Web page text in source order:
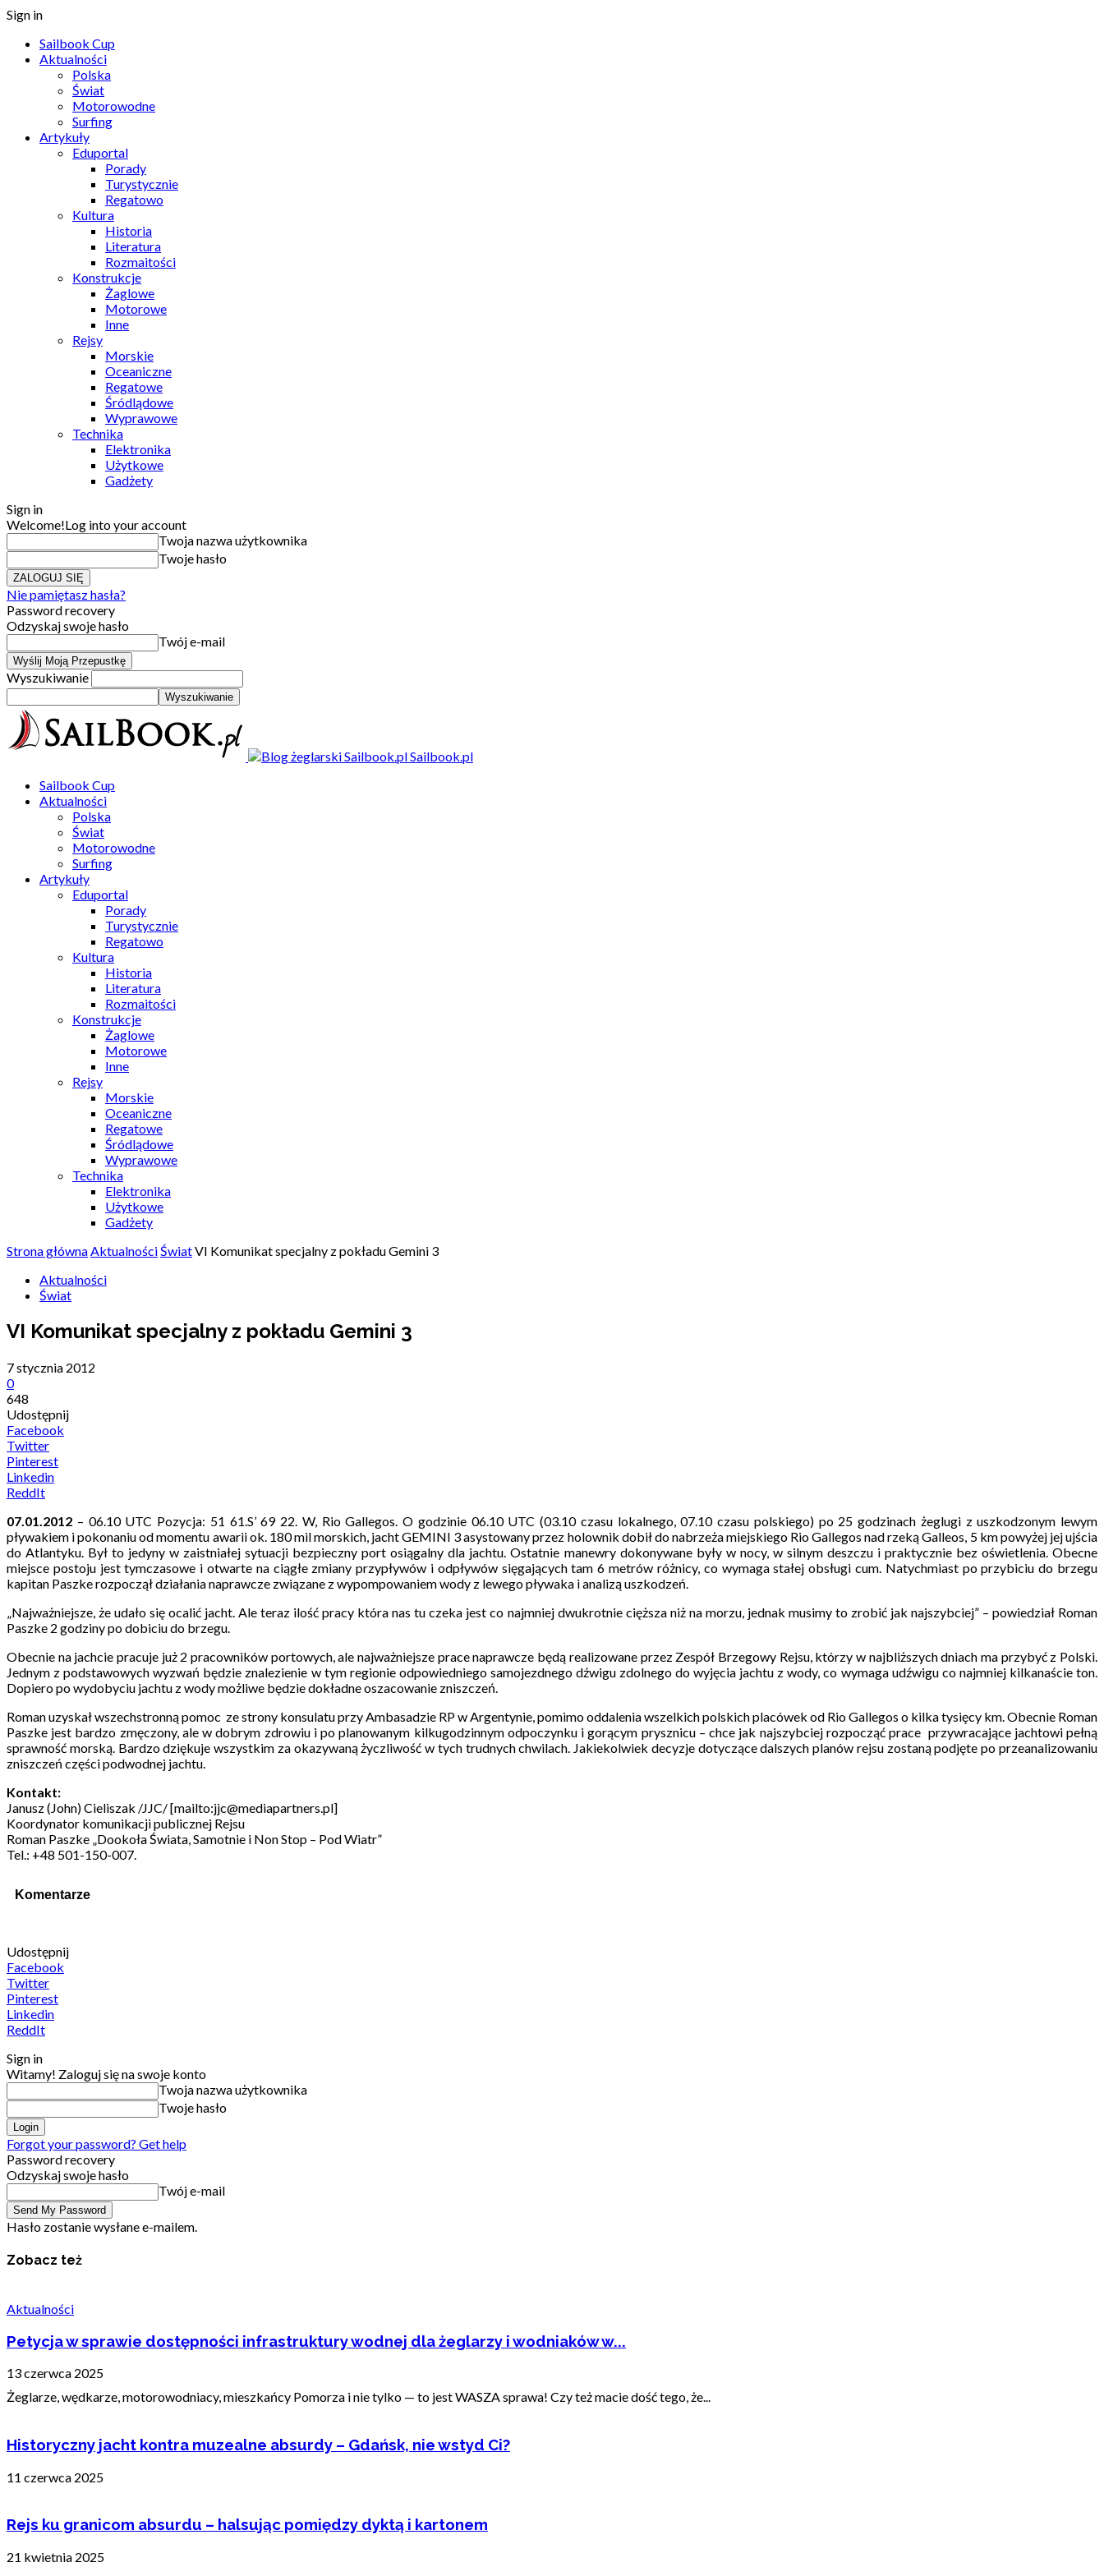
Sign in
Sailbook Cup
Aktualności
Polska
Świat
Motorowodne
Surfing
Artykuły
Eduportal
Porady
Turystycznie
Regatowo
Kultura
Historia
Literatura
Rozmaitości
Konstrukcje
Żaglowe
Motorowe
Inne
Rejsy
Morskie
Oceaniczne
Regatowe
Śródlądowe
Wyprawowe
Technika
Elektronika
Użytkowe
Gadżety
Sign in
Welcome!Log into your account
Twoja nazwa użytkownika
Twoje hasło
Nie pamiętasz hasła?
Password recovery
Odzyskaj swoje hasło
Twój e-mail
Wyszukiwanie
Sailbook.pl
Sailbook Cup
Aktualności
Polska
Świat
Motorowodne
Surfing
Artykuły
Eduportal
Porady
Turystycznie
Regatowo
Kultura
Historia
Literatura
Rozmaitości
Konstrukcje
Żaglowe
Motorowe
Inne
Rejsy
Morskie
Oceaniczne
Regatowe
Śródlądowe
Wyprawowe
Technika
Elektronika
Użytkowe
Gadżety
Strona głównaAktualnościŚwiatVI Komunikat specjalny z pokładu Gemini 3
Aktualności
Świat
VI Komunikat specjalny z pokładu Gemini 3
7 stycznia 2012
0
648
Udostępnij
Facebook
Twitter
Pinterest
Linkedin
ReddIt
07.01.2012 – 06.10 UTC Pozycja: 51 61.S’ 69 22. W, Rio Gallegos. O godzinie 06.10 UTC (03.10 czasu lokalnego, 07.10 czasu polskiego) po 25 godzinach żeglugi z uszkodzonym lewym
pływakiem i pokonaniu od momentu awarii ok. 180 mil morskich, jacht GEMINI 3 asystowany przez holownik dobił do nabrzeża miejskiego Rio Gallegos nad rzeką Galleos, 5 km powyżej jej ujścia
do Atlantyku. Był to jedyny w zaistniałej sytuacji bezpieczny port osiągalny dla jachtu. Ostatnie manewry dokonywane były w nocy, w silnym deszczu i praktycznie bez oświetlenia. Obecne
miejsce postoju jest tymczasowe i otwarte na ciągłe zmiany przypływów i odpływów sięgających tam 6 metrów różnicy, co wymaga stałej obsługi cum. Natychmiast po przybiciu do brzegu
kapitan Paszke rozpoczął działania naprawcze związane z wypompowaniem wody z lewego pływaka i analizą uszkodzeń.
„Najważniejsze, że udało się ocalić jacht. Ale teraz ilość pracy która nas tu czeka jest co najmniej dwukrotnie cięższa niż na morzu, jednak musimy to zrobić jak najszybciej” – powiedział Roman
Paszke 2 godziny po dobiciu do brzegu.
Obecnie na jachcie pracuje już 2 pracowników portowych, ale najważniejsze prace naprawcze będą realizowane przez Zespół Brzegowy Rejsu, którzy w najbliższych dniach ma przybyć z Polski.
Jednym z podstawowych wyzwań będzie znalezienie w tym regionie odpowiedniego samojezdnego dźwigu zdolnego do wyjęcia jachtu z wody, co wymaga udźwigu co najmniej kilkanaście ton.
Dopiero po wydobyciu jachtu z wody możliwe będzie dokładne oszacowanie zniszczeń.
Roman uzyskał wszechstronną pomoc ze strony konsulatu przy Ambasadzie RP w Argentynie, pomimo oddalenia wszelkich polskich placówek od Rio Gallegos o kilka tysięcy km. Obecnie Roman
Paszke jest bardzo zmęczony, ale w dobrym zdrowiu i po planowanym kilkugodzinnym odpoczynku i gorącym prysznicu – chce jak najszybciej rozpocząć prace przywracające jachtowi pełną
sprawność morską. Bardzo dziękuje wszystkim za okazywaną życzliwość w tych trudnych chwilach. Jakiekolwiek decyzje dotyczące dalszych planów rejsu zostaną podjęte po przeanalizowaniu
zniszczeń części podwodnej jachtu.
Kontakt:
Janusz (John) Cieliszak /JJC/ [mailto:jjc@mediapartners.pl]
Koordynator komunikacji publicznej Rejsu
Roman Paszke „Dookoła Świata, Samotnie i Non Stop – Pod Wiatr”
Tel.: +48 501-150-007.
Komentarze
Udostępnij
Facebook
Twitter
Pinterest
Linkedin
ReddIt
Sign in
Witamy! Zaloguj się na swoje konto
Twoja nazwa użytkownika
Twoje hasło
Forgot your password? Get help
Password recovery
Odzyskaj swoje hasło
Twój e-mail
Hasło zostanie wysłane e-mailem.
Zobacz też
Aktualności
Petycja w sprawie dostępności infrastruktury wodnej dla żeglarzy i wodniaków w...
13 czerwca 2025
Żeglarze, wędkarze, motorowodniacy, mieszkańcy Pomorza i nie tylko — to jest WASZA sprawa! Czy też macie dość tego, że...
Historyczny jacht kontra muzealne absurdy – Gdańsk, nie wstyd Ci?
11 czerwca 2025
Rejs ku granicom absurdu – halsując pomiędzy dyktą i kartonem
21 kwietnia 2025